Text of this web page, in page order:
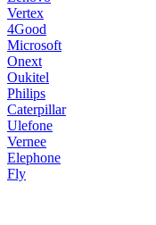
Vertex
4Good
Microsoft
Onext
Oukitel
Philips
Caterpillar
Ulefone
Vernee
Elephone
Fly